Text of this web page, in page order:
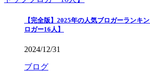
【完全版】2025年の人気ブロガーランキ
ロガー16人】
2024/12/31
ブログ